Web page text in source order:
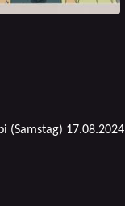
(Samstag) 17.08.2024